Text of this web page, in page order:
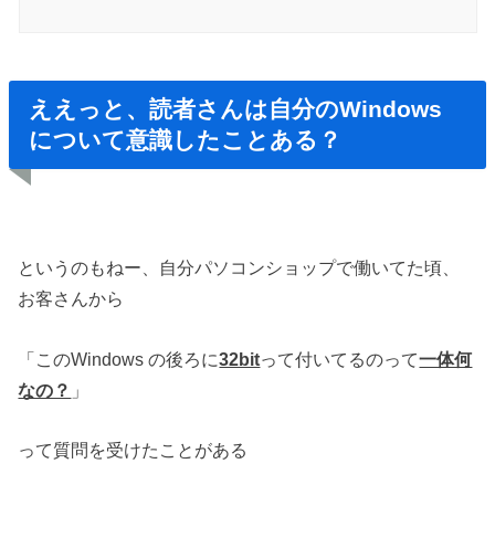
ええっと、読者さんは自分のWindows
について意識したことある？
というのもねー、自分パソコンショップで働いてた頃、
お客さんから
「このWindows の後ろに32bitって付いてるのって一体何
なの？ 」
って質問を受けたことがある